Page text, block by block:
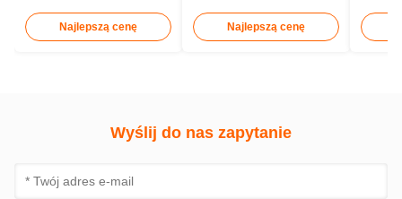
Najlepszą cenę
1435mm do Transportu
Szyn 25m
Najlepszą cenę
Lekki
Wyślij do nas zapytanie